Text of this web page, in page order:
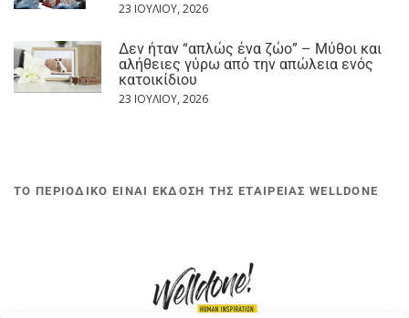
23 ΙΟΥΛΊΟΥ, 2026
Δεν ήταν “απλώς ένα ζώο” – Μύθοι και
αλήθειες γύρω από την απώλεια ενός
κατοικίδιου
23 ΙΟΥΛΊΟΥ, 2026
ΤΟ ΠΕΡΙΟΔΙΚΟ ΕΙΝΑΙ ΕΚΔΟΣΗ ΤΗΣ ΕΤΑΙΡΕΙΑΣ WELLDONE